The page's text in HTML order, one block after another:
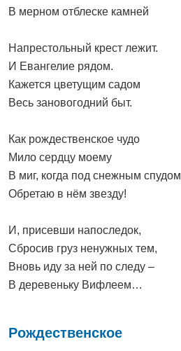
В мерном отблеске камней
Напрестольный крест лежит.
И Евангелие рядом.
Кажется цветущим садом
Весь зановогодний быт.
Как рождественское чудо
Мило сердцу моему
В миг, когда под снежным спудом
Обретаю в нём звезду!
И, присевши напоследок,
Сбросив груз ненужных тем,
Вновь иду за ней по следу –
В деревеньку Вифлеем…
Рождественское